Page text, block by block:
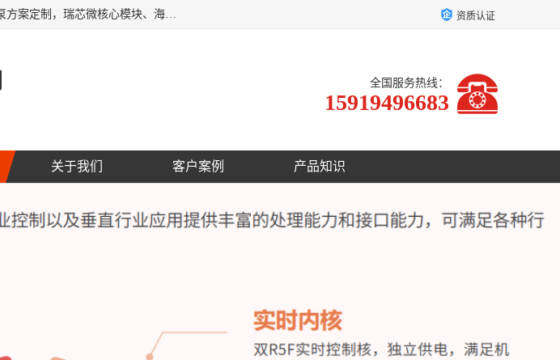
AI大算力SOC方案定制、标清高清摄像头模组、摄像头定制开发、车载充气泵板卡、车载充气泵方案定制，瑞芯微核心模块、海思核心模块、AI网关、边缘网关、边缘盒子、工控机、工业网关，Atmel触摸芯片、MCU、nor flash 资质认证
全国服务热线：
15919496683
关于我们 客户案例 产品知识